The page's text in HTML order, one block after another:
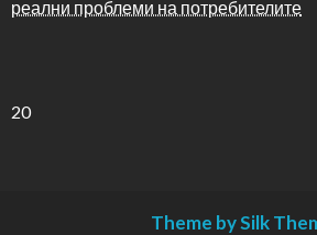
реални проблеми на потребителите
20
Theme by Silk